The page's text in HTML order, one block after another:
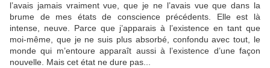
l’avais jamais vraiment vue, que je ne l’avais vue que dans la
brume de mes états de conscience précédents. Elle est là
intense, neuve. Parce que j’apparais à l’existence en tant que
moi-même, que je ne suis plus absorbé, confondu avec tout, le
monde qui m’entoure apparaît aussi à l’existence d’une façon
nouvelle. Mais cet état ne dure pas...